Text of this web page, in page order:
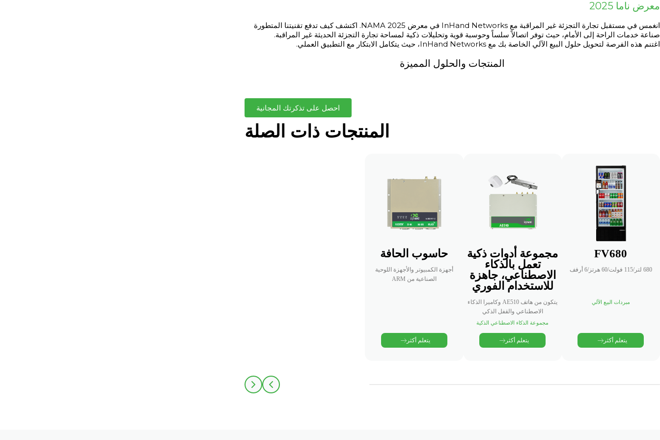
معرض ناما 2025
انغمس في مستقبل تجارة التجزئة غير المراقبة مع InHand Networks في معرض NAMA 2025. اكتشف كيف تدفع تقنيتنا المتطورة
صناعة خدمات الراحة إلى الأمام، حيث توفر اتصالاً سلساً وحوسبة قوية وتحليلات ذكية لمساحة تجارة التجزئة الحديثة غير المراقبة.
اغتنم هذه الفرصة لتحويل حلول البيع الآلي الخاصة بك مع InHand Networks، حيث يتكامل الابتكار مع التطبيق العملي.
المنتجات والحلول المميزة
احصل على تذكرتك المجانية
المنتجات ذات الصلة
FV680
680 لتر/115 فولت/60 هرتز/6 أرفف
مبردات البيع الآلي
يتعلم أكثر
مجموعة أدوات ذكية
تعمل بالذكاء
الاصطناعي، جاهزة
للاستخدام الفوري
يتكون من هاتف AE510 وكاميرا الذكاء
الاصطناعي والقفل الذكي
مجموعة الذكاء الاصطناعي الذكية
يتعلم أكثر
حاسوب الحافة
أجهزة الكمبيوتر والأجهزة اللوحية
الصناعية من ARM
يتعلم أكثر